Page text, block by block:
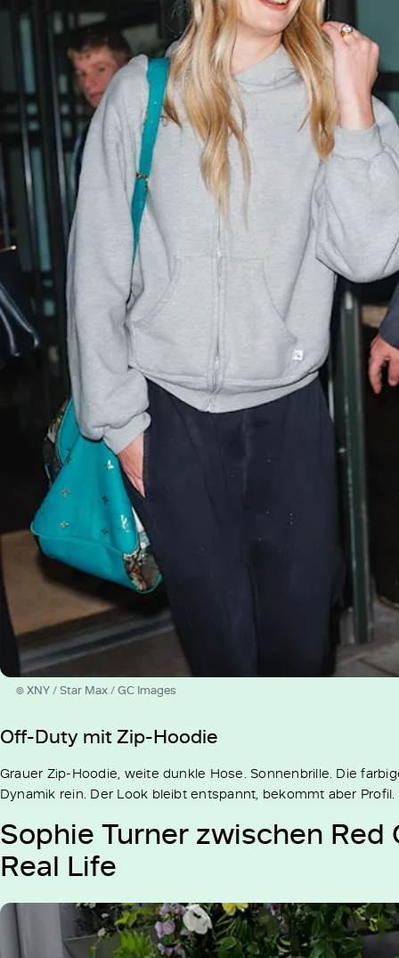
© XNY / Star Max / GC Images
Off-Duty mit Zip-Hoodie
Grauer Zip-Hoodie, weite dunkle Hose. Sonnenbrille. Die
Dynamik rein. Der Look bleibt entspannt, bekommt aber Profil.
Sophie Turner zwischen Red
Real Life